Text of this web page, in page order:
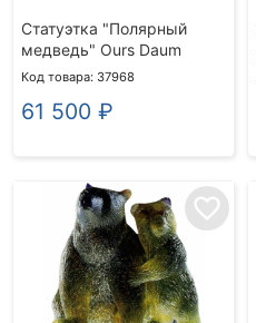
Статуэтка "Полярный
медведь" Ours Daum
Код товара: 37968
61 500 ₽
favorite_border